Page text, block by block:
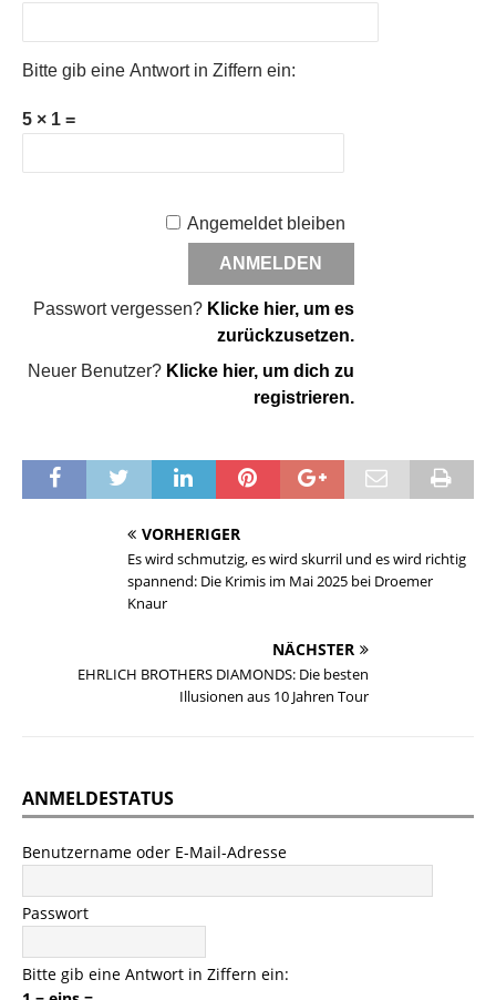
Bitte gib eine Antwort in Ziffern ein:
5 × 1 =
Angemeldet bleiben
Passwort vergessen? Klicke hier, um es
zurückzusetzen.
Neuer Benutzer? Klicke hier, um dich zu
registrieren.
VORHERIGER
Es wird schmutzig, es wird skurril und es wird richtig
spannend: Die Krimis im Mai 2025 bei Droemer
Knaur
NÄCHSTER
EHRLICH BROTHERS DIAMONDS: Die besten
Illusionen aus 10 Jahren Tour
ANMELDESTATUS
Benutzername oder E-Mail-Adresse
Passwort
Bitte gib eine Antwort in Ziffern ein: